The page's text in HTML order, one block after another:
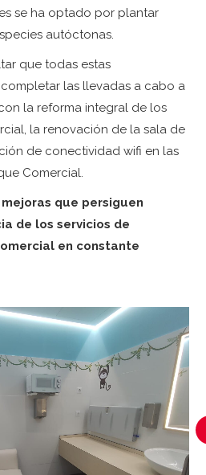
se ha optado por plantar
autóctonas.
que todas estas
las llevadas a cabo a
la reforma integral de los
la renovación de la sala de
de conectividad wifi en las
Comercial.
que persiguen
de los servicios de
en constante